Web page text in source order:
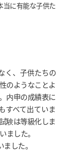
当に有能な子供た
く、子供たちの
のようなことよ
内申の成績表に
すべて出ていま
験は等級化しま
ました。
した。